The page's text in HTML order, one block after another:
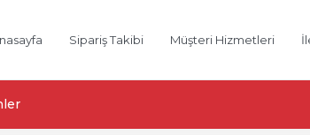
Sipariş Takibi Müşteri Hizmetleri